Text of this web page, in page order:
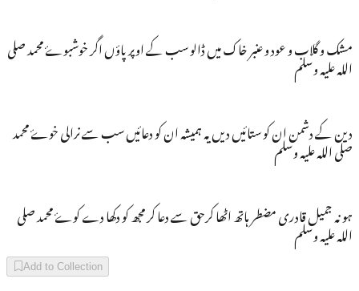
مشک و گلاب و عود و عنبر خاک میں ڈالو سب کے اوپر پاؤں اگر خوشبوۓ محمد صلی
اللہ علیہ وسلم
دین کے دشمن ان کو ستائیں دیں یہ ہمیشہ ان کو دعائیں سب سے نرالی خوۓ محمد
صلی اللہ علیہ وسلم
ہو نہ جمیل قادری مضطر ہاتھ اٹھا کرحق سے دعا کر مجھ کو دکھا دے کوۓ محمد صلی
اللہ علیہ وسلم
Add to Collection